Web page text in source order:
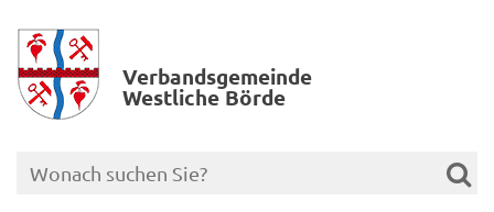
Verbands­gemeinde
Westliche Börde